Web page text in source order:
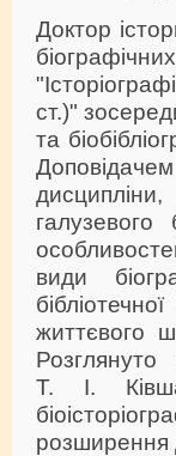
Доктор
ст.)"
та
Доповідачем
галузевого
види
життєвого
Розглянуто
Т. І.
розширення